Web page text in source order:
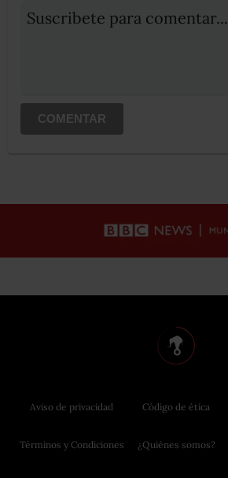
Suscribete para comentar...
COMENTAR
Aviso de privacidad
Términos y Condiciones
Código de ética
¿Quiénes somos?